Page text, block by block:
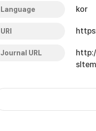
Language kor
URI
Journal URL